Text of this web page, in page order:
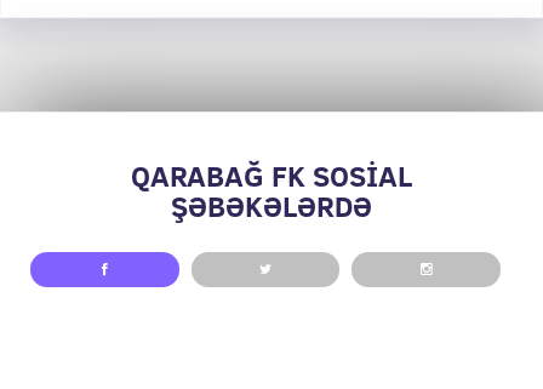
QARABAĞ FK SOSİAL
ŞƏBƏKƏLƏRDƏ